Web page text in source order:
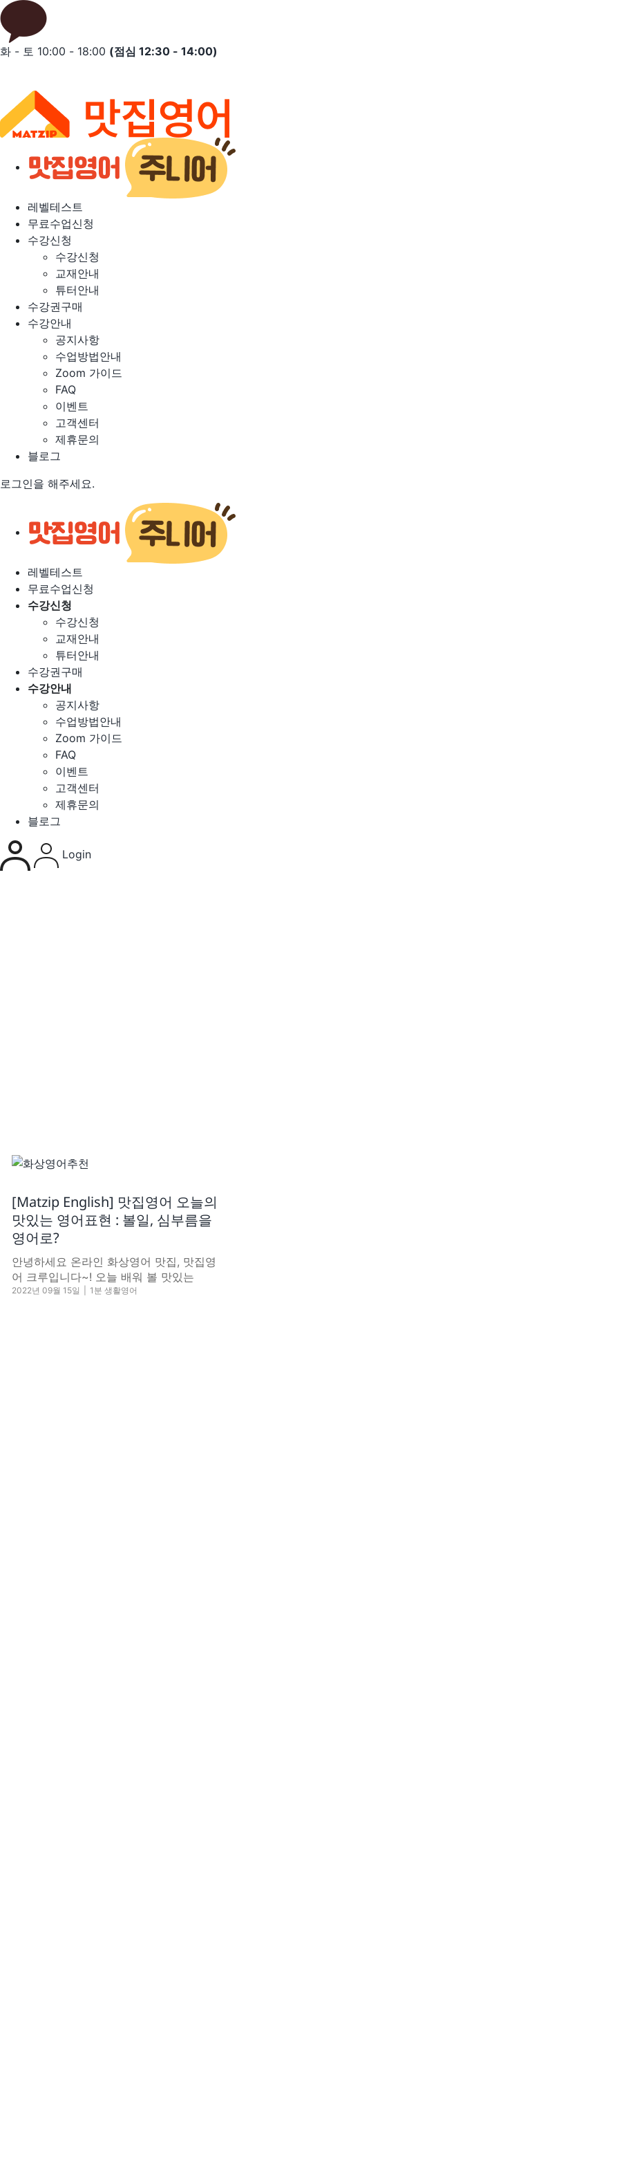
Skip
to
content
화 - 토 10:00 - 18:00 (점심 12:30 - 14:00)
레벨테스트
무료수업신청
수강신청
수강신청
교재안내
튜터안내
수강권구매
수강안내
공지사항
수업방법안내
Zoom 가이드
FAQ
이벤트
고객센터
제휴문의
블로그
로그인을 해주세요.
레벨테스트
무료수업신청
수강신청
수강신청
교재안내
튜터안내
수강권구매
수강안내
공지사항
수업방법안내
Zoom 가이드
FAQ
이벤트
고객센터
제휴문의
블로그
Login
[Matzip English] 맛집영어 오늘의
맛있는 영어표현 : 볼일, 심부름을
영어로?
안녕하세요 온라인 화상영어 맛집, 맛집영
어 크루입니다~! 오늘 배워 볼 맛있는
2022년 09월 15일 1분 생활영어